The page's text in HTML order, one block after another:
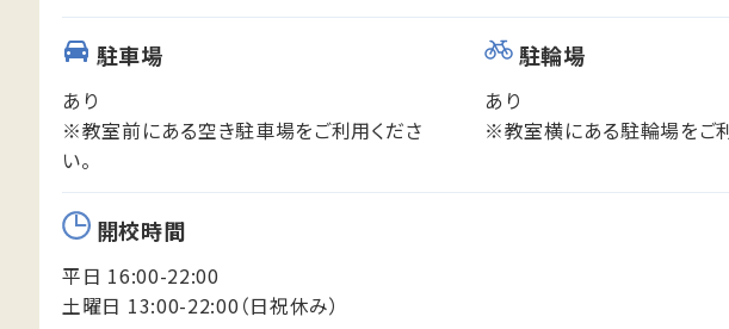
駐車場
あり
※教室前にある空き駐車場をご利用くださ
い。
駐輪場
あり
※教室横にある駐輪場をご
開校時間
平日 16:00-22:00
土曜日 13:00-22:00（日祝休み）